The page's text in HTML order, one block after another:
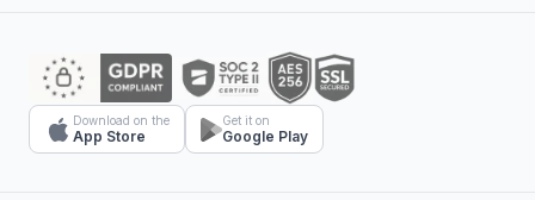
Download on the
App Store
Get it on
Google Play